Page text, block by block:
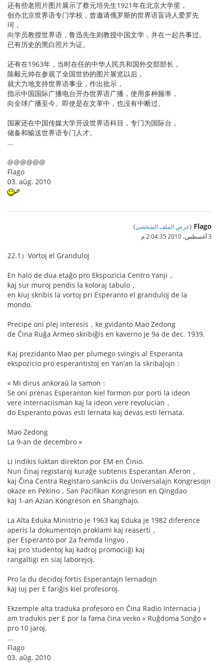
还有些老照片图片展示了蔡元培先生1921年在北京大学里，
创办北京世界语专门学校，曾邀请俄罗斯的世界语盲诗人爱罗先
珂，
向学员教授世界语，鲁迅先生则教授中国文学，并在一起共事过。
已有历史的黑白照片为证。
还有在1963年，当时在任的中华人民共和国外交部部长，
陈毅元帅在参观了全国世协的图片展览以后，
就大力地支持世界语事业，作出批示，
指示中国国际广播电台开办世界语广播，使用多种频率，
向全球广播至今。即使是在文革中，也没有中断过。
国家还在中国传媒大学开设世界语科目，专门为国际台，
储备和输送世界语专门人才。
...
@@@@@@
Flago
03. aŭg. 2010
Flago
(عرض الملف الشخصي)
3 أغسطس، 2010 2:04:35 م
22.1）Vortoj el Granduloj
En halo de dua etaĝo pro Ekspozicia Centro Yanji，
kaj sur muroj pendis la koloraj tabulo，
en kiuj skribis la vortoj pri Esperanto el granduloj de la
mondo.
Precipe oni plej interesis，ke gvidanto Mao Zedong
de Ĉina Ruĝa Armeo skribiĝis en kaverno je 9a de dec. 1939.
Kaj prezidanto Mao per plumego svingis al Esperanta
ekspozicio pro esperantistoj en Yan’an la skribaĵojn：
« Mi dirus ankoraŭ la samon：
Se oni prenas Esperanton kiel formon por porti la ideon
vere internaciisman kaj la ideon vere revolucian，
do Esperanto povas esti lernata kaj devas esti lernata.
Mao Zedong
La 9-an de decembro »
Li indikis luktan direkton por EM en Ĉinio.
Nun ĉinaj registaroj kuraĝe subtenis Esperantan Aferon，
kaj Ĉina Centra Registaro sankciis du Universalajn Kongresojn
okaze en Pekino，5an Pacifikan Kongreson en Qingdao
kaj 1-an Azian Kongreson en Shanghajo.
La Alta Eduka Ministrio je 1963 kaj Eduka je 1982 diference
aperis la dokumentojn proklami kaj reaserti，
per Esperanto por 2a fremda lingvo，
kaj pro studentoj kaj kadroj promociiĝi kaj
rangaltigi en siaj laborejoj.
Pro la du decidoj fortis Esperantajn lernadojn
kaj iuj per E fariĝis kiel profesoroj.
Ekzemple alta traduka profesoro en Ĉina Radio Internacia j
am tradukis per E por la fama ĉina verko « Ruĝdoma Sonĝo »
pro 10 jaroj.
...
Flago
03. aŭg. 2010